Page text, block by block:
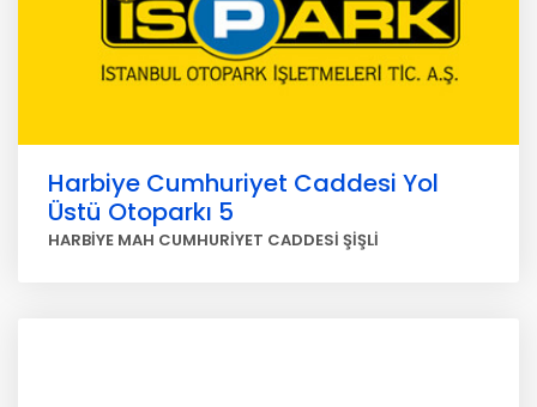
Harbiye Cumhuriyet Caddesi Yol
Üstü Otoparkı 5
HARBİYE MAH CUMHURİYET CADDESİ ŞİŞLİ